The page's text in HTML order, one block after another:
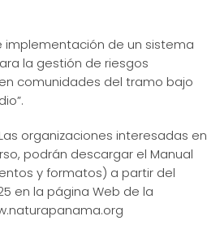
implementación de un sistema
la gestión de riesgos
comunidades del tramo bajo
organizaciones interesadas en
podrán descargar el Manual
y formatos) a partir del
en la página Web de la